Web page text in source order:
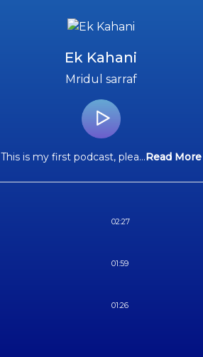
Ek Kahani
Mridul sarraf
This is my first podcast, plea...Read More
02:27
01:59
01:26